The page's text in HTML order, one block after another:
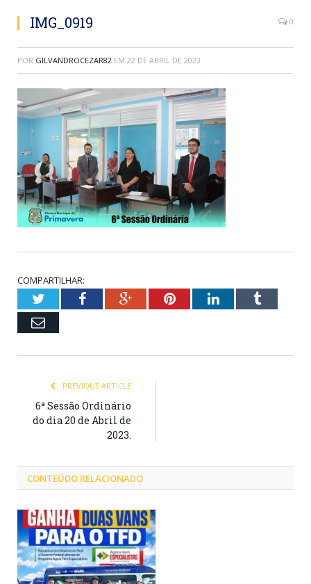
IMG_0919 0
POR GILVANDROCEZAR82 EM 22 DE ABRIL DE 2023
COMPARTILHAR:
TwitterFacebookGoogle+PinterestLinkedInTumblr
Email
PREVIOUS ARTICLE
6ª Sessão Ordinário
do dia 20 de Abril de
2023.
CONTEÚDO RELACIONADO